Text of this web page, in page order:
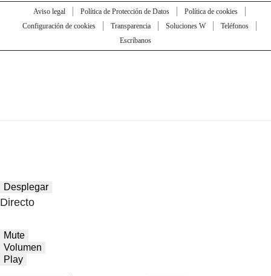
Aviso legal Política de Protección de Datos
Política de cookies
Configuración de cookies
Transparencia Soluciones W
Teléfonos
Escríbanos
Desplegar
Directo
Mute
Volumen
Play